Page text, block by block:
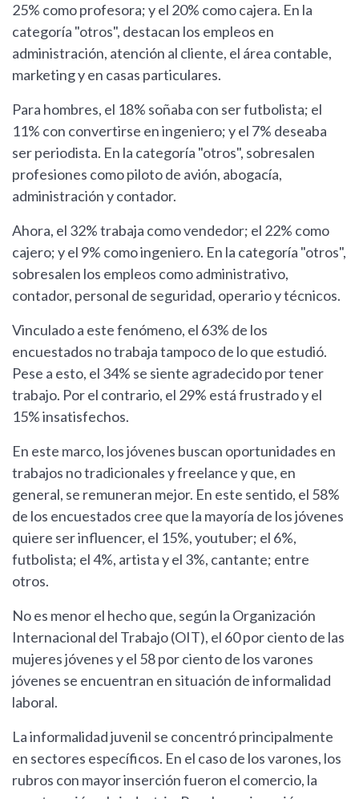
25% como profesora; y el 20% como cajera. En la
categoría "otros", destacan los empleos en
administración, atención al cliente, el área contable,
marketing y en casas particulares.
Para hombres, el 18% soñaba con ser futbolista; el
11% con convertirse en ingeniero; y el 7% deseaba
ser periodista. En la categoría "otros", sobresalen
profesiones como piloto de avión, abogacía,
administración y contador.
Ahora, el 32% trabaja como vendedor; el 22% como
cajero; y el 9% como ingeniero. En la categoría "otros",
sobresalen los empleos como administrativo,
contador, personal de seguridad, operario y técnicos.
Vinculado a este fenómeno, el 63% de los
encuestados no trabaja tampoco de lo que estudió.
Pese a esto, el 34% se siente agradecido por tener
trabajo. Por el contrario, el 29% está frustrado y el
15% insatisfechos.
En este marco, los jóvenes buscan oportunidades en
trabajos no tradicionales y freelance y que, en
general, se remuneran mejor. En este sentido, el 58%
de los encuestados cree que la mayoría de los jóvenes
quiere ser influencer, el 15%, youtuber; el 6%,
futbolista; el 4%, artista y el 3%, cantante; entre
otros.
No es menor el hecho que, según la Organización
Internacional del Trabajo (OIT), el 60 por ciento de las
mujeres jóvenes y el 58 por ciento de los varones
jóvenes se encuentran en situación de informalidad
laboral.
La informalidad juvenil se concentró principalmente
en sectores específicos. En el caso de los varones, los
rubros con mayor inserción fueron el comercio, la